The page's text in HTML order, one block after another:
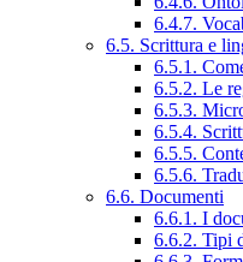
6.4.7.
6.5. Scrittura e
6.5.1.
6.5.2. Le
6.5.3.
6.5.4.
6.5.5.
6.5.6.
6.6. Documenti
6.6.1. I
6.6.2. Tipi